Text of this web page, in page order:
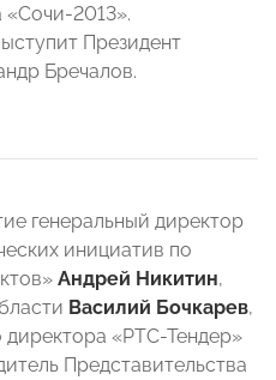
2013».
Президент
Бречалов.
генеральный директор
инициатив по
Андрей Никитин,
Василий Бочкарев,
директора «РТС-Тендер»
Представительства